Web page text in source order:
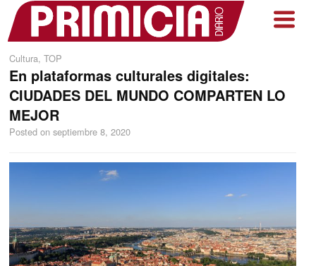
Cultura, TOP
En plataformas culturales digitales:
CIUDADES DEL MUNDO COMPARTEN LO
MEJOR
Posted on septiembre 8, 2020